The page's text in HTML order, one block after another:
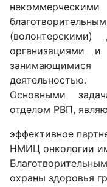
(волонтерскими)
организациями
деятельностью.
Основными
отделом РВП,
эффективное
НМИЦ онкологии
охраны здоровья